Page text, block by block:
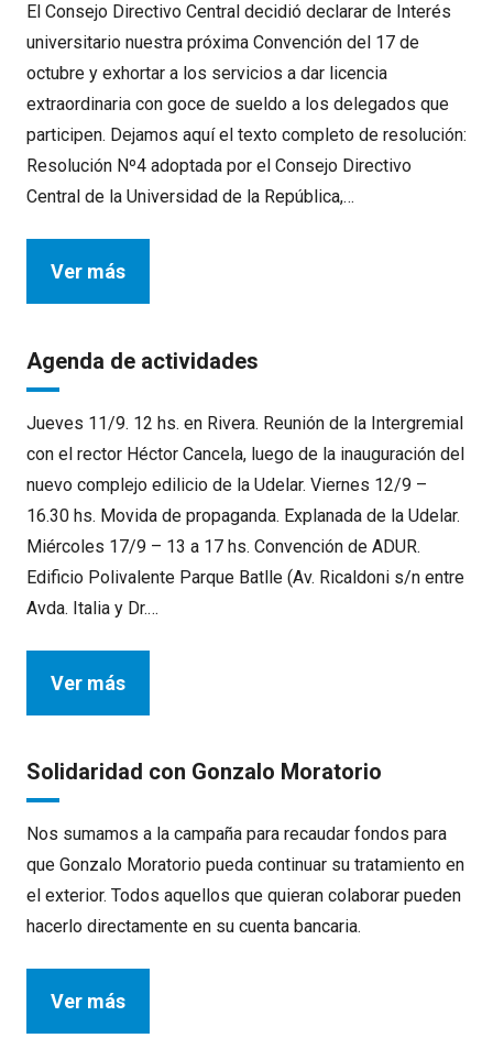
El Consejo Directivo Central decidió declarar de Interés
universitario nuestra próxima Convención del 17 de
octubre y exhortar a los servicios a dar licencia
extraordinaria con goce de sueldo a los delegados que
participen. Dejamos aquí el texto completo de resolución:
Resolución Nº4 adoptada por el Consejo Directivo
Central de la Universidad de la República,…
Ver más
Agenda de actividades
Jueves 11/9. 12 hs. en Rivera. Reunión de la Intergremial
con el rector Héctor Cancela, luego de la inauguración del
nuevo complejo edilicio de la Udelar. Viernes 12/9 –
16.30 hs. Movida de propaganda. Explanada de la Udelar.
Miércoles 17/9 – 13 a 17 hs. Convención de ADUR.
Edificio Polivalente Parque Batlle (Av. Ricaldoni s/n entre
Avda. Italia y Dr.…
Ver más
Solidaridad con Gonzalo Moratorio
Nos sumamos a la campaña para recaudar fondos para
que Gonzalo Moratorio pueda continuar su tratamiento en
el exterior. Todos aquellos que quieran colaborar pueden
hacerlo directamente en su cuenta bancaria.
Ver más